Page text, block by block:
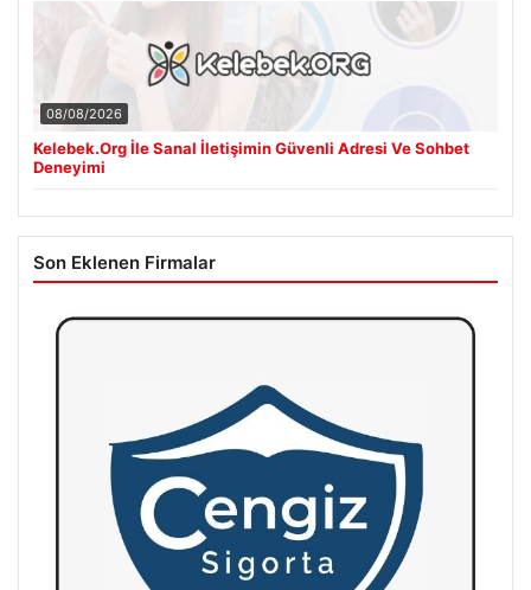
08/08/2026
Kelebek.Org İle Sanal İletişimin Güvenli Adresi Ve Sohbet
Deneyimi
Son Eklenen Firmalar